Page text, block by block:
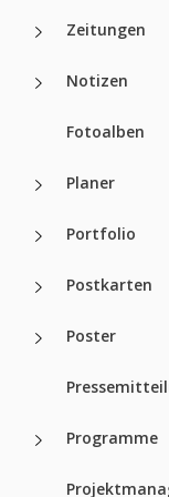
Zeitungen
Notizen
Fotoalben
Planer
Portfolio
Postkarten
Poster
Programme